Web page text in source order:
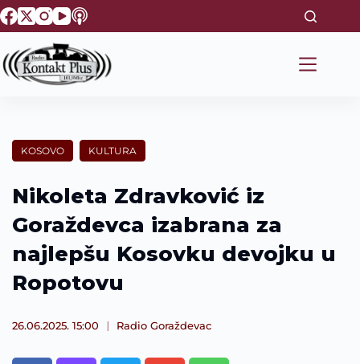
S
k
p
t
e
t
KOSOVO KULTURA
Nikoleta Zdravković iz
Goraždevca izabrana za
najlepšu Kosovku devojku u
Ropotovu
26.06.2025. 15:00 Radio Goraždevac